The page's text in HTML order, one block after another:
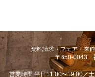
資料請求・フェア・来
〒650-0043
営業時間 平日11:00〜19:00／